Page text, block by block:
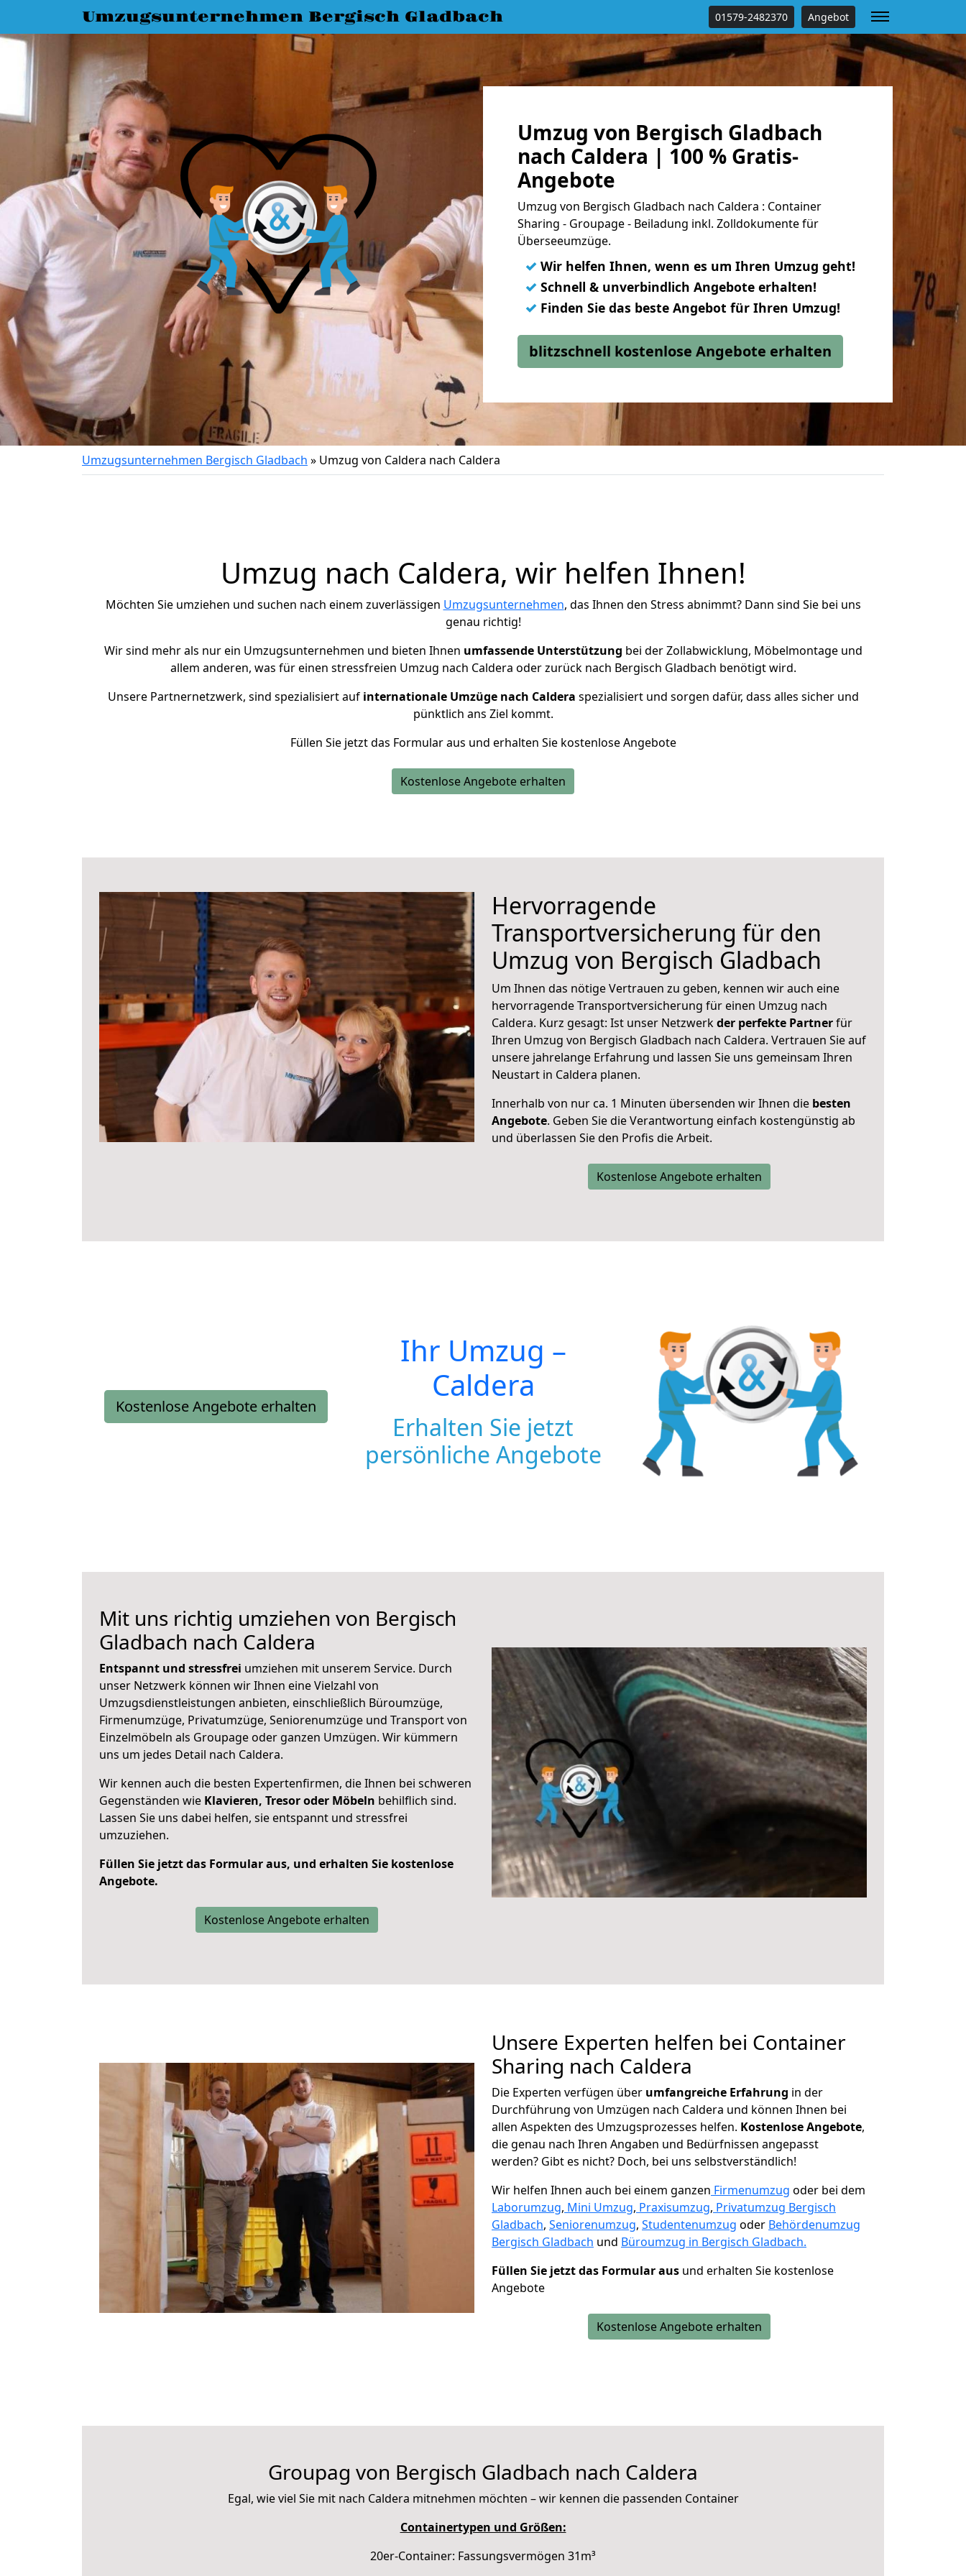
Umzugsunternehmen Bergisch Gladbach 01579-2482370 Angebot
Umzug von Bergisch Gladbach
nach Caldera | 100 % Gratis-
Angebote
Umzug von Bergisch Gladbach nach Caldera : Container
Sharing - Groupage - Beiladung inkl. Zolldokumente für
Überseeumzüge.
✓ Wir helfen Ihnen, wenn es um Ihren Umzug geht!
✓ Schnell & unverbindlich Angebote erhalten!
✓ Finden Sie das beste Angebot für Ihren Umzug!
blitzschnell kostenlose Angebote erhalten
Umzugsunternehmen Bergisch Gladbach » Umzug von Caldera nach Caldera
Umzug nach Caldera, wir helfen Ihnen!
Möchten Sie umziehen und suchen nach einem zuverlässigen Umzugsunternehmen, das Ihnen den Stress abnimmt? Dann sind Sie bei uns
genau richtig!
Wir sind mehr als nur ein Umzugsunternehmen und bieten Ihnen umfassende Unterstützung bei der Zollabwicklung, Möbelmontage und
allem anderen, was für einen stressfreien Umzug nach Caldera oder zurück nach Bergisch Gladbach benötigt wird.
Unsere Partnernetzwerk, sind spezialisiert auf internationale Umzüge nach Caldera spezialisiert und sorgen dafür, dass alles sicher und
pünktlich ans Ziel kommt.
Füllen Sie jetzt das Formular aus und erhalten Sie kostenlose Angebote
Kostenlose Angebote erhalten
Hervorragende
Transportversicherung für den
Umzug von Bergisch Gladbach
Um Ihnen das nötige Vertrauen zu geben, kennen wir auch eine
hervorragende Transportversicherung für einen Umzug nach
Caldera. Kurz gesagt: Ist unser Netzwerkder perfekte Partnerfür
Ihren Umzug von Bergisch Gladbach nach Caldera. Vertrauen Sie auf
unsere jahrelange Erfahrung und lassen Sie uns gemeinsam Ihren
Neustart in Caldera planen.
Innerhalb von nur ca. 1 Minuten übersenden wir Ihnen die besten
Angebote. Geben Sie die Verantwortung einfach kostengünstig ab
und überlassen Sie den Profis die Arbeit.
Kostenlose Angebote erhalten
Kostenlose Angebote erhalten
Ihr Umzug –
Caldera
Erhalten Sie jetzt
persönliche Angebote
Mit uns richtig umziehen von Bergisch
Gladbach nach Caldera
Entspannt und stressfrei umziehen mit unserem Service. Durch
unser Netzwerk können wir Ihnen eine Vielzahl von
Umzugsdienstleistungen anbieten, einschließlich Büroumzüge,
Firmenumzüge, Privatumzüge, Seniorenumzüge und Transport von
Einzelmöbeln als Groupage oder ganzen Umzügen. Wir kümmern
uns um jedes Detail nach Caldera.
Wir kennen auch die besten Expertenfirmen, die Ihnen bei schweren
Gegenständen wie Klavieren, Tresor oder Möbeln behilflich sind.
Lassen Sie uns dabei helfen, sie entspannt und stressfrei
umzuziehen.
Füllen Sie jetzt das Formular aus, und erhalten Sie kostenlose
Angebote.
Kostenlose Angebote erhalten
Unsere Experten helfen bei Container
Sharing nach Caldera
Die Experten verfügen über umfangreiche Erfahrung in der
Durchführung von Umzügen nach Caldera und können Ihnen bei
allen Aspekten des Umzugsprozesses helfen. Kostenlose Angebote,
die genau nach Ihren Angaben und Bedürfnissen angepasst
werden? Gibt es nicht? Doch, bei uns selbstverständlich!
Wir helfen Ihnen auch bei einem ganzen Firmenumzug oder bei dem
Laborumzug, Mini Umzug, Praxisumzug, Privatumzug Bergisch
Gladbach, Seniorenumzug, Studentenumzug oder Behördenumzug
Bergisch Gladbach und Büroumzug in Bergisch Gladbach.
Füllen Sie jetzt das Formular aus und erhalten Sie kostenlose
Angebote
Kostenlose Angebote erhalten
Groupag von Bergisch Gladbach nach Caldera
Egal, wie viel Sie mit nach Caldera mitnehmen möchten – wir kennen die passenden Container
Containertypen und Größen:
20er-Container: Fassungsvermögen 31m³